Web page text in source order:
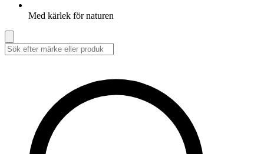
Med kärlek för naturen